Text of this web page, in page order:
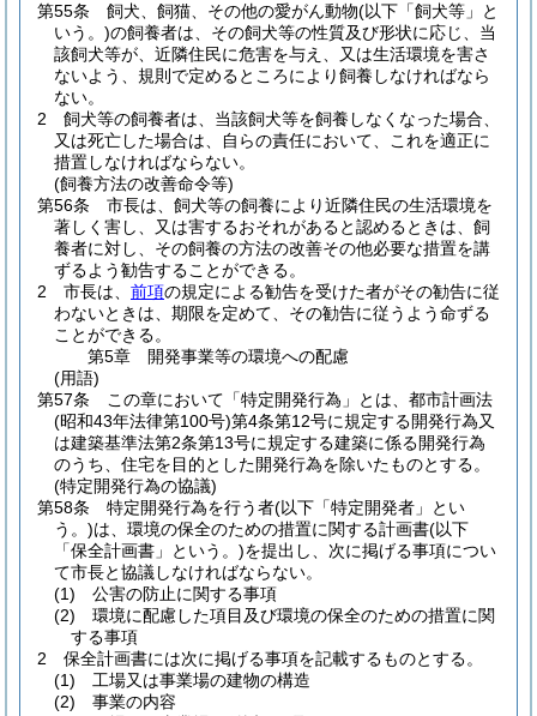
第55条
飼犬、飼猫、その他の愛がん動物(以下「飼犬等」と
いう。)の飼養者は、その飼犬等の性質及び形状に応じ、当
該飼犬等が、近隣住民に危害を与え、又は生活環境を害さ
ないよう、規則で定めるところにより飼養しなければなら
ない。
2
飼犬等の飼養者は、当該飼犬等を飼養しなくなった場合、
又は死亡した場合は、自らの責任において、これを適正に
措置しなければならない。
(飼養方法の改善命令等)
第56条
市長は、飼犬等の飼養により近隣住民の生活環境を
著しく害し、又は害するおそれがあると認めるときは、飼
養者に対し、その飼養の方法の改善その他必要な措置を講
ずるよう勧告することができる。
2
市長は、 前項の規定による勧告を受けた者がその勧告に従
わないときは、期限を定めて、その勧告に従うよう命ずる
ことができる。
第5章
開発事業等の環境への配慮
(用語)
第57条
この章において「特定開発行為」とは、都市計画法
(昭和43年法律第100号)第4条第12号に規定する開発行為又
は建築基準法第2条第13号に規定する建築に係る開発行為
のうち、住宅を目的とした開発行為を除いたものとする。
(特定開発行為の協議)
第58条
特定開発行為を行う者(以下「特定開発者」とい
う。)は、環境の保全のための措置に関する計画書(以下
「保全計画書」という。)を提出し、次に掲げる事項につい
て市長と協議しなければならない。
(1)
公害の防止に関する事項
(2)
環境に配慮した項目及び環境の保全のための措置に関
する事項
2
保全計画書には次に掲げる事項を記載するものとする。
(1)
工場又は事業場の建物の構造
(2)
事業の内容